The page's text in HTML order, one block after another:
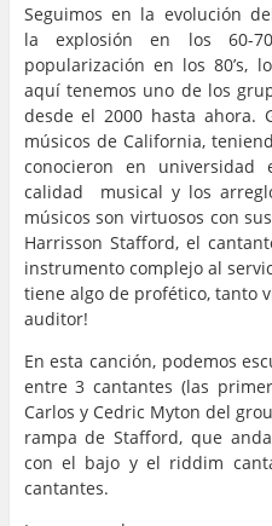
Seguimos en la evolución
la explosión en los 60-
popularización en los 80’s,
aquítenemos uno de los
desde el 2000 hasta ahora.
músicos de California,
conocieron en universidad
calidad musical y los
músicos son virtuosos con
Harrisson Stafford, el
instrumento complejo al
tiene algo de profético, tanto
auditor!
En esta canción, podemos
entre 3 cantantes (las
Carlos y Cedric Myton del
rampa de Stafford, que
con el bajo y el riddim
cantantes.